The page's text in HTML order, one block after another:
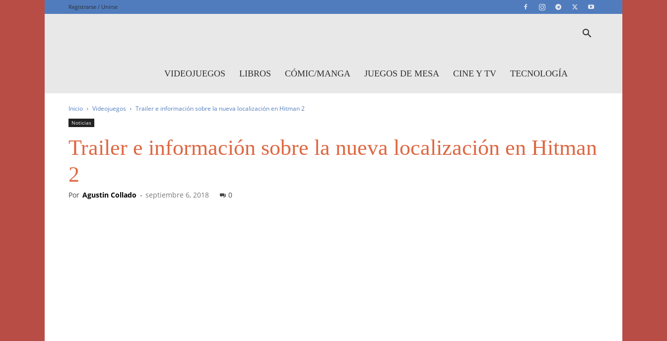
Registrarse / Unirse
VIDEOJUEGOS LIBROS CÓMIC/MANGA JUEGOS DE MESA CINE Y TV TECNOLOGÍA
Inicio Videojuegos Trailer e información sobre la nueva localización en Hitman 2
Noticias
Trailer e información sobre la nueva localización en Hitman
2
Por Agustin Collado - septiembre 6, 2018 0